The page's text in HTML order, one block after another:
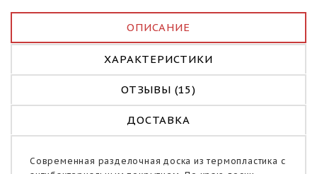
ОПИСАНИЕ
ХАРАКТЕРИСТИКИ
ОТЗЫВЫ (15)
ДОСТАВКА
Современная разделочная доска из термопластика с